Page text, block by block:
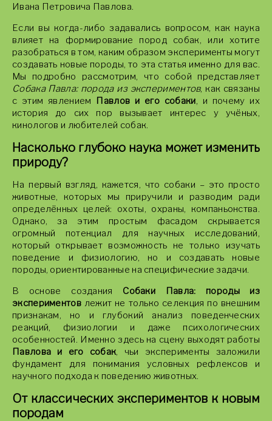
Ивана Петровича Павлова.
Если вы когда-либо задавались вопросом, как наука
влияет на формирование пород собак, или хотите
разобраться в том, каким образом эксперименты могут
создавать новые породы, то эта статья именно для вас.
Мы подробно рассмотрим, что собой представляет
Собака Павла: порода из экспериментов, как связаны
с этим явлением Павлов и его собаки, и почему их
история до сих пор вызывает интерес у учёных,
кинологов и любителей собак.
Насколько глубоко наука может изменить
природу?
На первый взгляд, кажется, что собаки – это просто
животные, которых мы приручили и разводим ради
определённых целей: охоты, охраны, компаньонства.
Однако, за этим простым фасадом скрывается
огромный потенциал для научных исследований,
который открывает возможность не только изучать
поведение и физиологию, но и создавать новые
породы, ориентированные на специфические задачи.
В основе создания Собаки Павла: породы из
экспериментовлежит не только селекция по внешним
признакам, но и глубокий анализ поведенческих
реакций, физиологии и даже психологических
особенностей. Именно здесь на сцену выходят работы
Павлова и его собак, чьи эксперименты заложили
фундамент для понимания условных рефлексов и
научного подхода к поведению животных.
От классических экспериментов к новым
породам